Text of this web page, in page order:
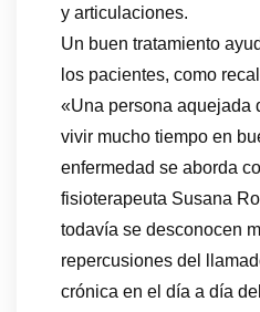
y articulaciones.
Un buen tratamiento
los pacientes, como
«Una persona aquejada
vivir mucho tiempo en
enfermedad se aborda
fisioterapeuta Susana
todavía se desconocen
repercusiones del
crónica en el día a día